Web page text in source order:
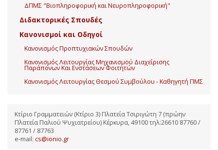
ΔΠΜΣ "Βιοπληροφορική και Νευροπληροφορική"
Διδακτορικές Σπουδές
Κανονισμοί και Οδηγοί
Κανονισμός Προπτυχιακών Σπουδών
Κανονισμός Λειτουργίας Μηχανισμού Διαχείρισης
Παράπονων Και Ενστάσεων Φοιτητών
Κανονισμός Λειτουργίας Θεσμού Συμβούλου - Καθηγητή ΠΜΣ
Κτίριο Γραμματειών (Κτίριο 3) Πλατεία Τσιριγώτη 7 (πρώην
Πλατεία Παλιού Ψυχιατρείου) Κέρκυρα, 49100 τηλ:26610 87760 /
87761 / 87763
e-mail: cs@ionio.gr